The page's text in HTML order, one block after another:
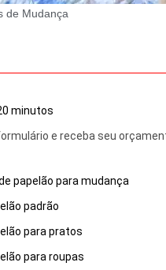
de Mudança
minutos
e receba seu
papelão para mudança
padrão
para pratos
para roupas